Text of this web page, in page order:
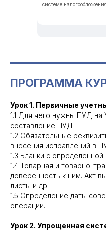
системе
ИП
ПРОГРАММА
Урок 1. Первичные
1.1 Для чего нужны ПУД
составление ПУД
1.2 Обязательные
внесения исправлений в
1.3 Бланки с
1.4 Товарная и товарно-
доверенность к ним. Акт
листы и др.
1.5 Определение даты
операции.
Урок 2. Упрощенная